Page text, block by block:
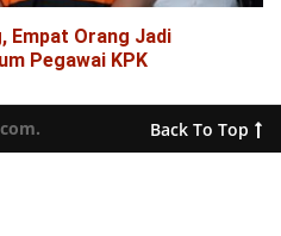
Empat Orang Jadi
Pegawai KPK
Back To Top